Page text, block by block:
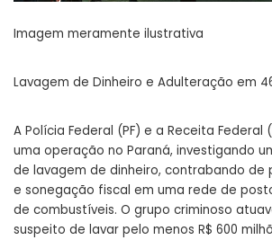
Imagem meramente ilustrativa
Lavagem de Dinheiro e Adulteração em
A Polícia Federal (PF) e a Receita Federal
uma operação no Paraná, investigando
de lavagem de dinheiro, contrabando de
e sonegação fiscal em uma rede de
de combustíveis. O grupo criminoso
suspeito de lavar pelo menos R$ 600